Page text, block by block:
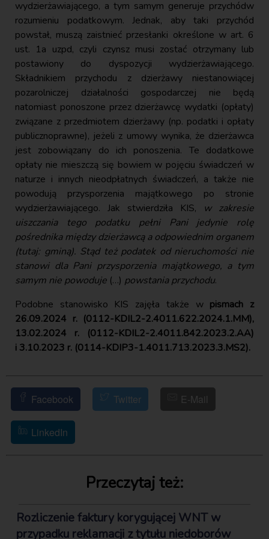
wydzierżawiającego, a tym samym generuje przychódw
rozumieniu podatkowym. Jednak, aby taki przychód
powstał, muszą zaistnieć przesłanki określone w art. 6
ust. 1a uzpd, czyli czynsz musi zostać otrzymany lub
postawiony do dyspozycji wydzierżawiającego.
Składnikiem przychodu z dzierżawy niestanowiącej
pozarolniczej działalności gospodarczej nie będą
natomiast ponoszone przez dzierżawcę wydatki (opłaty)
związane z przedmiotem dzierżawy (np. podatki i opłaty
publicznoprawne), jeżeli z umowy wynika, że dzierżawca
jest zobowiązany do ich ponoszenia. Te dodatkowe
opłaty nie mieszczą się bowiem w pojęciu świadczeń w
naturze i innych nieodpłatnych świadczeń, a także nie
powodują przysporzenia majątkowego po stronie
wydzierżawiającego. Jak stwierdziła KIS, w zakresie
uiszczania tego podatku pełni Pani jedynie rolę
pośrednika między dzierżawcą a odpowiednim organem
(tutaj: gminą). Stąd też podatek od nieruchomości nie
stanowi dla Pani przysporzenia majątkowego, a tym
samym nie powoduje (…) powstania przychodu.
Podobne stanowisko KIS zajęła także w pismach z
26.09.2024 r. (0112-KDIL2-2.4011.622.2024.1.MM),
13.02.2024 r. (0112-KDIL2-2.4011.842.2023.2.AA)
i 3.10.2023 r. (0114-KDIP3-1.4011.713.2023.3.MS2).
Facebook Twitter E-Mail
LinkedIn
Przeczytaj też:
Rozliczenie faktury korygującej WNT w
przypadku reklamacji z tytułu niedoborów